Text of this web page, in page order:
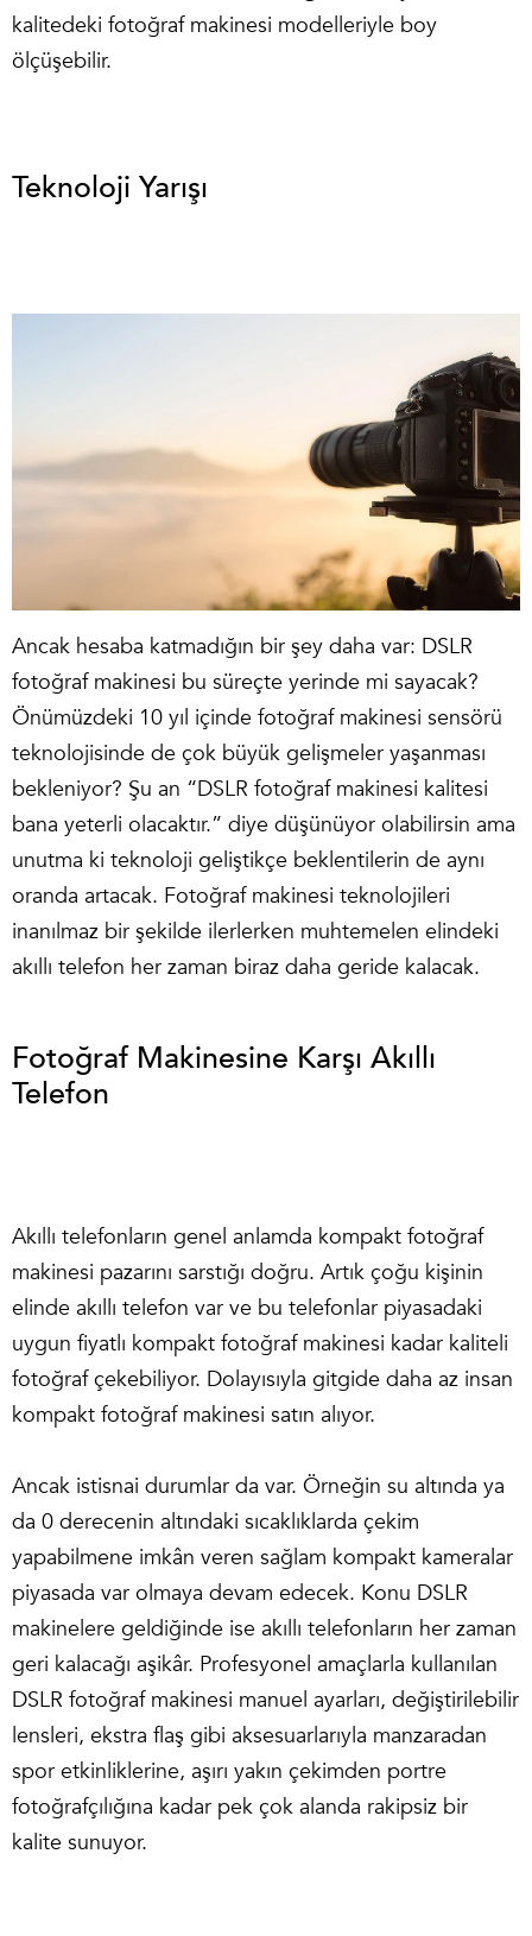
kalitedeki fotoğraf makinesi modelleriyle boy
ölçüşebilir.
Teknoloji Yarışı
Ancak hesaba katmadığın bir şey daha var: DSLR
fotoğraf makinesi bu süreçte yerinde mi sayacak?
Önümüzdeki 10 yıl içinde fotoğraf makinesi sensörü
teknolojisinde de çok büyük gelişmeler yaşanması
bekleniyor? Şu an “DSLR fotoğraf makinesi kalitesi
bana yeterli olacaktır.” diye düşünüyor olabilirsin ama
unutma ki teknoloji geliştikçe beklentilerin de aynı
oranda artacak. Fotoğraf makinesi teknolojileri
inanılmaz bir şekilde ilerlerken muhtemelen elindeki
akıllı telefon her zaman biraz daha geride kalacak.
Fotoğraf Makinesine Karşı Akıllı
Telefon
Akıllı telefonların genel anlamda kompakt fotoğraf
makinesi pazarını sarstığı doğru. Artık çoğu kişinin
elinde akıllı telefon var ve bu telefonlar piyasadaki
uygun fiyatlı kompakt fotoğraf makinesi kadar kaliteli
fotoğraf çekebiliyor. Dolayısıyla gitgide daha az insan
kompakt fotoğraf makinesi satın alıyor.
Ancak istisnai durumlar da var. Örneğin su altında ya
da 0 derecenin altındaki sıcaklıklarda çekim
yapabilmene imkân veren sağlam kompakt kameralar
piyasada var olmaya devam edecek. Konu DSLR
makinelere geldiğinde ise akıllı telefonların her zaman
geri kalacağı aşikâr. Profesyonel amaçlarla kullanılan
DSLR fotoğraf makinesi manuel ayarları, değiştirilebilir
lensleri, ekstra flaş gibi aksesuarlarıyla manzaradan
spor etkinliklerine, aşırı yakın çekimden portre
fotoğrafçılığına kadar pek çok alanda rakipsiz bir
kalite sunuyor.